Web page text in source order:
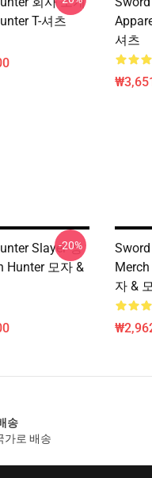
T-셔츠
셔츠
Slayer 장
Hunter 모자 &
-20%
자 &
송
가로 배송